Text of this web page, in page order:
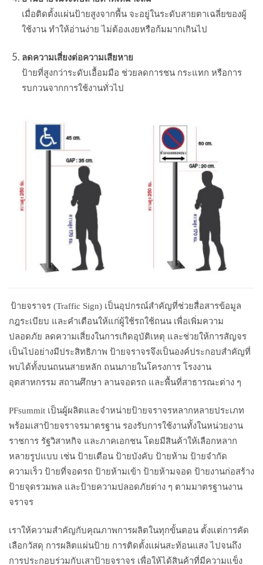
เมื่อติดตั้งแผ่นป้ายสูงจากพื้น จะอยู่ในระดับสายตาเฉลี่ยของผู้
ใช้งาน ทำให้อ่านง่าย ไม่ต้องเงยหรือก้มมากเกินไป
ลดความเสี่ยงต่อความเสียหาย
ป้ายที่สูงกว่าระดับเอื้อมมือ ช่วยลดการชน กระแทก หรือการ
รบกวนจากการใช้งานทั่วไป
ป้ายจราจร (Traffic Sign) เป็นอุปกรณ์สำคัญที่ช่วยสื่อสารข้อมูล
กฎระเบียบ และคำเตือนให้แก่ผู้ใช้รถใช้ถนน เพื่อเพิ่มความ
ปลอดภัย ลดความเสี่ยงในการเกิดอุบัติเหตุ และช่วยให้การสัญจร
เป็นไปอย่างมีประสิทธิภาพ ป้ายจราจรจึงเป็นองค์ประกอบสำคัญที่
พบได้ทั้งบนถนนสายหลัก ถนนภายในโครงการ โรงงาน
อุตสาหกรรม สถานศึกษา ลานจอดรถ และพื้นที่สาธารณะต่าง ๆ
PFsummit เป็นผู้ผลิตและจำหน่ายป้ายจราจรหลากหลายประเภท
พร้อมเสาป้ายจราจรมาตรฐาน รองรับการใช้งานทั้งในหน่วยงาน
ราชการ รัฐวิสาหกิจ และภาคเอกชน โดยมีสินค้าให้เลือกหลาก
หลายรูปแบบ เช่น ป้ายเตือน ป้ายบังคับ ป้ายห้าม ป้ายจำกัด
ความเร็ว ป้ายที่จอดรถ ป้ายห้ามเข้า ป้ายห้ามจอด ป้ายงานก่อสร้าง
ป้ายจุดรวมพล และป้ายความปลอดภัยต่าง ๆ ตามมาตรฐานงาน
จราจร
เราให้ความสำคัญกับคุณภาพการผลิตในทุกขั้นตอน ตั้งแต่การคัด
เลือกวัสดุ การผลิตแผ่นป้าย การติดตั้งแผ่นสะท้อนแสง ไปจนถึง
การประกอบร่วมกับเสาป้ายจราจร เพื่อให้ได้สินค้าที่มีความแข็ง